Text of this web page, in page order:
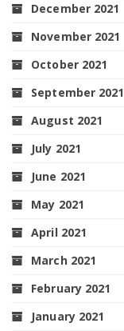
December 2021
November 2021
October 2021
September 2021
August 2021
July 2021
June 2021
May 2021
April 2021
March 2021
February 2021
January 2021